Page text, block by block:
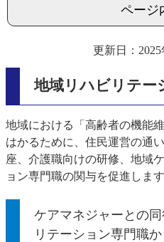
ページ
更新日：
地域リハビリテー
地域における「高齢者の機能
はかるために、住民運営の通
座、介護職向けの研修、地域
ョン専門職の関与を促進します
ケアマネジャーとの
リテーション専門職